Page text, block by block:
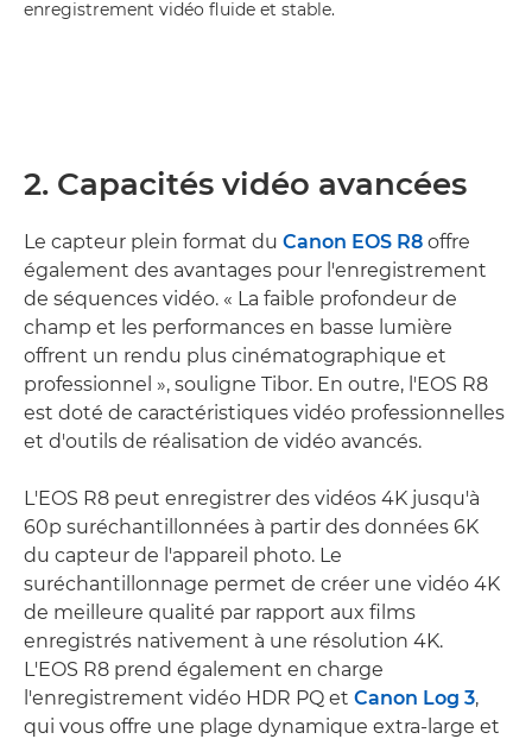
enregistrement vidéo fluide et stable.
2. Capacités vidéo avancées
Le capteur plein format du Canon EOS R8 offre
également des avantages pour l'enregistrement
de séquences vidéo. « La faible profondeur de
champ et les performances en basse lumière
offrent un rendu plus cinématographique et
professionnel », souligne Tibor. En outre, l'EOS R8
est doté de caractéristiques vidéo professionnelles
et d'outils de réalisation de vidéo avancés.
L'EOS R8 peut enregistrer des vidéos 4K jusqu'à
60p suréchantillonnées à partir des données 6K
du capteur de l'appareil photo. Le
suréchantillonnage permet de créer une vidéo 4K
de meilleure qualité par rapport aux films
enregistrés nativement à une résolution 4K.
L'EOS R8 prend également en charge
l'enregistrement vidéo HDR PQ et Canon Log 3,
qui vous offre une plage dynamique extra-large et